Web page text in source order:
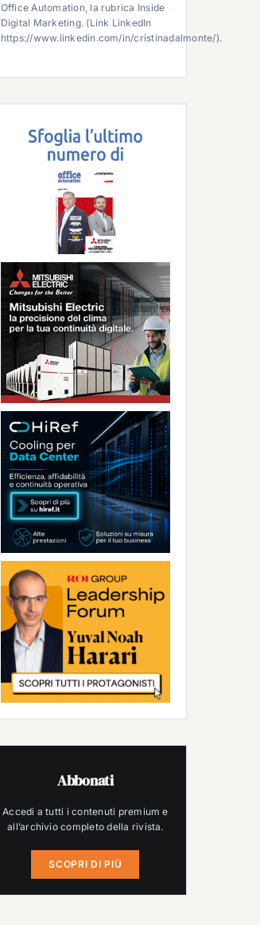
Office Automation, la rubrica Inside
Digital Marketing. (Link LinkedIn
https://www.linkedin.com/in/cristinadalmonte/).
Abbonati
Accedi a tutti i contenuti premium e
all’archivio completo della rivista.
SCOPRI DI PIÙ